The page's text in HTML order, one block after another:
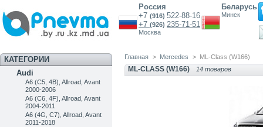
Россия
+7 (916) 522-88-16
+7 (926) 235-71-51
Москва
Беларусь
Минск
КАТЕГОРИИ
Audi
A6 (C5, 4B), Allroad, Avant
2000-2006
A6 (C6, 4F), Allroad, Avant
2004-2011
A6 (4G, C7), Allroad, Avant
2011-2018
Главная > Mercedes > ML-Class (W166)
ML-CLASS (W166) 14 товаров